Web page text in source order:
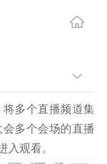
多个直播频道集
多个会场的直播
入观看。